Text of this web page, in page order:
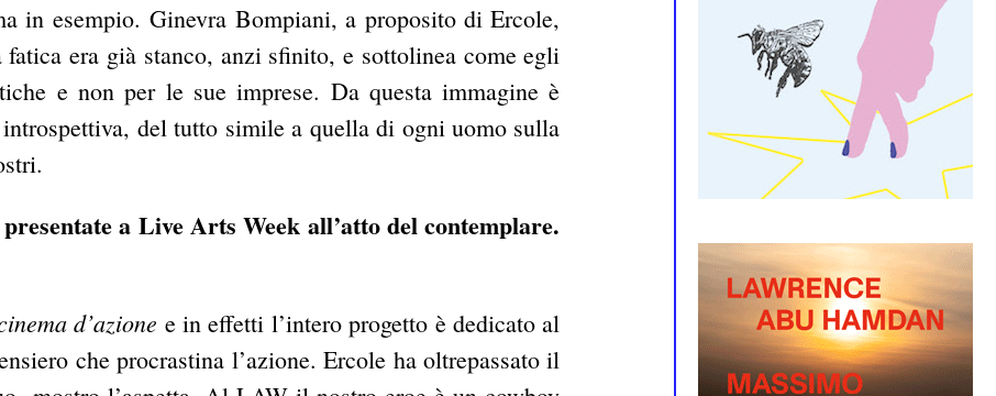
in esempio.Ginevra Bompiani, a proposito di Ercole,
era già stanco, anzi sfinito, e sottolinea come egli
e non per le sue imprese. Da questa immagine è
del tutto simile a quella di ogni uomo sulla
a Live Arts Week all’atto del contemplare.
d’azione e in effetti l’intero progetto è dedicato al
che procrastina l’azione. Ercole ha oltrepassato il